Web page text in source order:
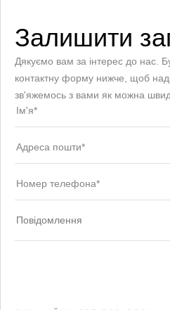
Залишити
Дякуємо вам за інтерес до нас.
контактну форму нижче, щоб
зв'яжемось з вами як можна